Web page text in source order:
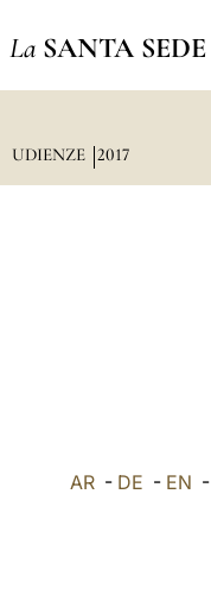
La SANTA SEDE
UDIENZE 2017
AR- DE - EN -